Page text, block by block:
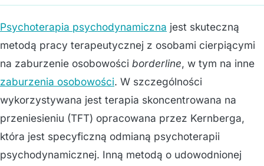
Psychoterapia psychodynamiczna jest skuteczną
metodą pracy terapeutycznej z osobami cierpiącymi
na zaburzenie osobowości borderline, w tym na inne
zaburzenia osobowości. W szczególności
wykorzystywana jest terapia skoncentrowana na
przeniesieniu (TFT) opracowana przez Kernberga,
która jest specyficzną odmianą psychoterapii
psychodynamicznej. Inną metodą o udowodnionej